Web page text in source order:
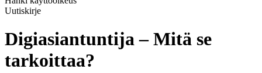
Uutiskirje
Digiasiantuntija – Mitä se
tarkoittaa?